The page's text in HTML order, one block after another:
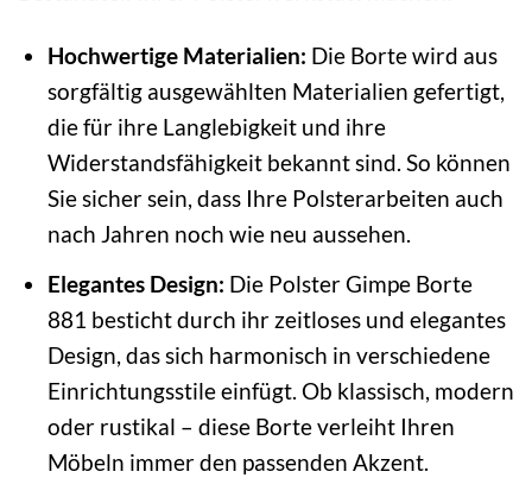
Hochwertige Materialien: Die Borte wird aus
sorgfältig ausgewählten Materialien gefertigt,
die für ihre Langlebigkeit und ihre
Widerstandsfähigkeit bekannt sind. So können
Sie sicher sein, dass Ihre Polsterarbeiten auch
nach Jahren noch wie neu aussehen.
Elegantes Design: Die Polster Gimpe Borte
881 besticht durch ihr zeitloses und elegantes
Design, das sich harmonisch in verschiedene
Einrichtungsstile einfügt. Ob klassisch, modern
oder rustikal – diese Borte verleiht Ihren
Möbeln immer den passenden Akzent.